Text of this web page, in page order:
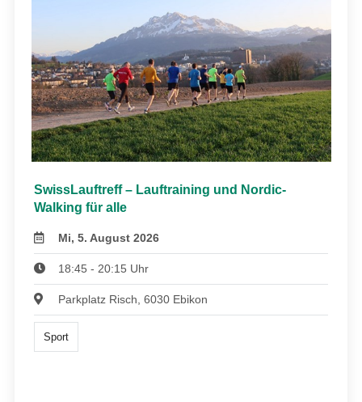
SwissLauftreff – Lauftraining und Nordic-
Walking für alle
Mi, 5. August 2026
18:45 - 20:15 Uhr
Parkplatz Risch, 6030 Ebikon
Sport